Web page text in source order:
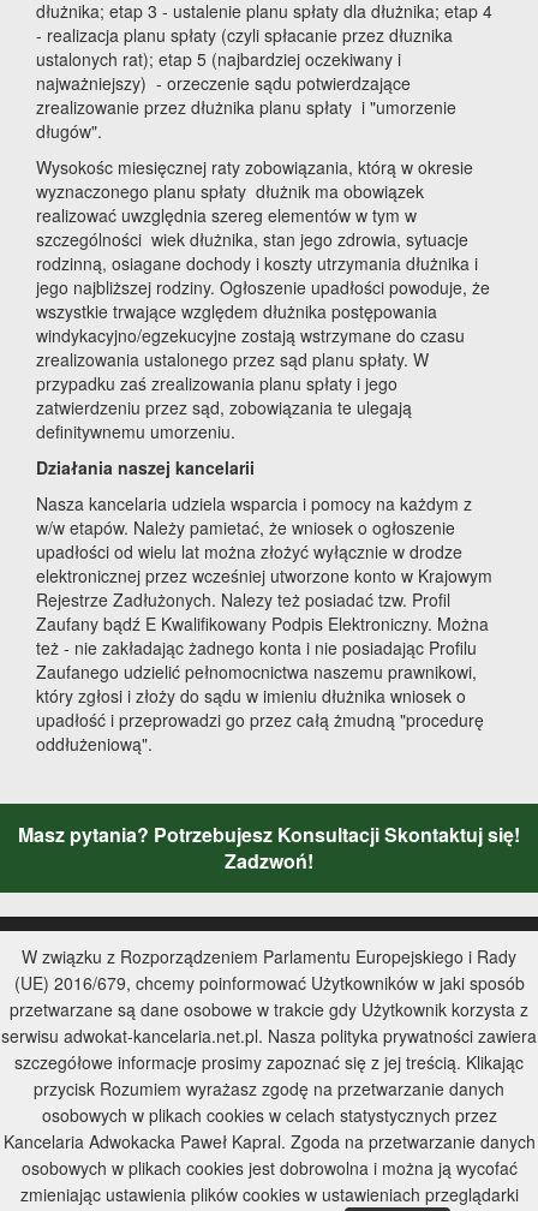
dłużnika; etap 3 - ustalenie planu spłaty dla dłużnika; etap 4
- realizacja planu spłaty (czyli spłacanie przez dłuznika
ustalonych rat); etap 5 (najbardziej oczekiwany i
najważniejszy) - orzeczenie sądu potwierdzające
zrealizowanie przez dłużnika planu spłaty i "umorzenie
długów".
Wysokośc miesięcznej raty zobowiązania, którą w okresie
wyznaczonego planu spłaty dłużnik ma obowiązek
realizować uwzględnia szereg elementów w tym w
szczególności wiek dłużnika, stan jego zdrowia, sytuacje
rodzinną, osiagane dochody i koszty utrzymania dłużnika i
jego najbliższej rodziny. Ogłoszenie upadłości powoduje, że
wszystkie trwające względem dłużnika postępowania
windykacyjno/egzekucyjne zostają wstrzymane do czasu
zrealizowania ustalonego przez sąd planu spłaty. W
przypadku zaś zrealizowania planu spłaty i jego
zatwierdzeniu przez sąd, zobowiązania te ulegają
definitywnemu umorzeniu.
Działania naszej kancelarii
Nasza kancelaria udziela wsparcia i pomocy na każdym z
w/w etapów. Należy pamietać, że wniosek o ogłoszenie
upadłości od wielu lat można złożyć wyłącznie w drodze
elektronicznej przez wcześniej utworzone konto w Krajowym
Rejestrze Zadłużonych. Nalezy też posiadać tzw. Profil
Zaufany bądź E Kwalifikowany Podpis Elektroniczny. Można
też - nie zakładając żadnego konta i nie posiadając Profilu
Zaufanego udzielić pełnomocnictwa naszemu prawnikowi,
który zgłosi i złoży do sądu w imieniu dłużnika wniosek o
upadłość i przeprowadzi go przez całą żmudną "procedurę
oddłużeniową".
Masz pytania? Potrzebujesz Konsultacji Skontaktuj się!
Zadzwoń!
Strona Główna
Kontakt
Mapa Strony
Wyszukiwarka
Polityka Prywatności
W związku z Rozporządzeniem Parlamentu Europejskiego i Rady
(UE) 2016/679, chcemy poinformować Użytkowników w jaki sposób
przetwarzane są dane osobowe w trakcie gdy Użytkownik korzysta z
serwisu adwokat-kancelaria.net.pl. Nasza polityka prywatności zawiera
szczegółowe informacje prosimy zapoznać się z jej treścią. Klikając
przycisk Rozumiem wyrażasz zgodę na przetwarzanie danych
osobowych w plikach cookies w celach statystycznych przez
Kancelaria Adwokacka Paweł Kapral. Zgoda na przetwarzanie danych
osobowych w plikach cookies jest dobrowolna i można ją wycofać
zmieniając ustawienia plików cookies w ustawieniach przeglądarki